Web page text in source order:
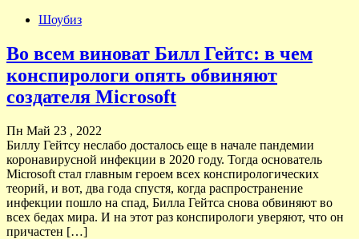
Шоубиз
Во всем виноват Билл Гейтс: в чем
конспирологи опять обвиняют
создателя Microsoft
Пн Май 23 , 2022
Биллу Гейтсу неслабо досталось еще в начале пандемии
коронавирусной инфекции в 2020 году. Тогда основатель
Microsoft стал главным героем всех конспирологических
теорий, и вот, два года спустя, когда распространение
инфекции пошло на спад, Билла Гейтса снова обвиняют во
всех бедах мира. И на этот раз конспирологи уверяют, что он
причастен […]